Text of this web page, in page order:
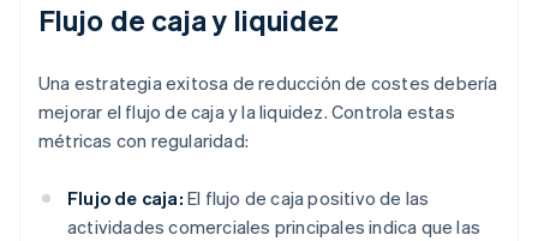
Flujo de caja y liquidez
Una estrategia exitosa de reducción de costes debería
mejorar el flujo de caja y la liquidez. Controla estas
métricas con regularidad:
Flujo de caja: El flujo de caja positivo de las
actividades comerciales principales indica que las